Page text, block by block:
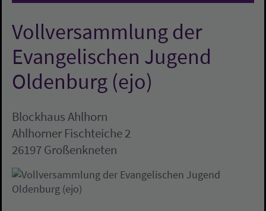
Vollversammlung der
Evangelischen Jugend
Oldenburg (ejo)
Blockhaus Ahlhorn
Ahlhorner Fischteiche 2
26197 Großenkneten